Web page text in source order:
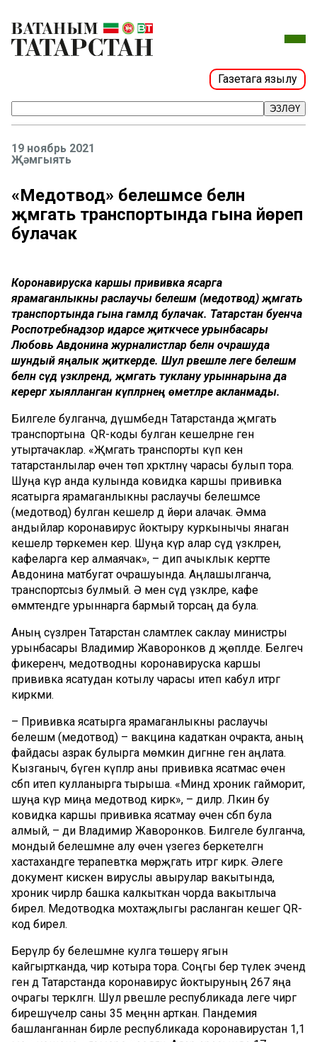
Газетага язылу
ЭЗЛӘҮ
19 ноябрь 2021
Җәмгыять
«Медотвод» белешмәсе белән
җәмәгать транспортында гына йөреп
булачак
Коронавируска каршы прививка ясарга
ярамаганлыкны раслаучы белешмә (медотвод) җәмәгать
транспортында гына гамәлдә булачак. Татарстан буенча
Роспотребнадзор идарәсе җитәкчесе урынбасары
Любовь Авдонина журналистлар белән очрашуда
шундый яңалык җиткерде. Шул рәвешле әлеге белешмә
белән сәүдә үзәкләрендә, җәмәгать туклану урыннарына да
керергә хыялланган күпләрнең өметләре акланмады.
Билгеле булганча, дүшәмбедән Татарстанда җәмәгать
транспортына QR-коды булган кешеләрне генә
утыртачаклар. «Җәмәгать транспорты күп кенә
татарстанлылар өчен төп хәрәкәтләнү чарасы булып тора.
Шуңа күрә анда кулында ковидка каршы прививка
ясатырга ярамаганлыкны раслаучы белешмәсе
(медотвод) булган кешеләр дә йөри алачак. Әмма
андыйлар коронавирус йоктыру куркынычы янаган
кешеләр төркеменә керә. Шуңа күрә алар сәүдә үзәкләренә,
кафеларга керә алмаячак», – дип ачыклык кертте
Авдонина матбугат очрашуында. Аңлашылганча,
транспортсыз булмый. Ә менә сәүдә үзәкләре, кафе
өммәтендәге урыннарга бармый торсаң да була.
Аның сүзләрен Татарстан сәламәтлек саклау министры
урынбасары Владимир Жаворонков дә җөпләде. Белгеч
фикеренчә, медотводны коронавируска каршы
прививка ясатудан котылу чарасы итеп кабул итәргә
кирәкми.
– Прививка ясатырга ярамаганлыкны раслаучы
белешмә (медотвод) – вакцина кадаткан очракта, аның
файдасы азрак булырга мөмкин дигәнне генә аңлата.
Кызганыч, бүген күпләр аны прививка ясатмас өчен
сәбәп итеп кулланырга тырыша. «Миндә хроник гайморит,
шуңа күрә миңа медотвод кирәк», – диләр. Ләкин бу
ковидка каршы прививка ясатмау өчен сәбәп була
алмый, – ди Владимир Жаворонков. Билгеле булганча,
мондый белешмәне алу өчен үзегез беркетелгән
хастаханәдәге терапевтка мөрәҗәгать итәргә кирәк. Әлеге
документ кискен вируслы авырулар вакытында,
хроник чирләр башка калкыткан чорда вакытлыча
бирелә. Медотводка мохтаҗлыгы расланган кешегә QR-
код бирелә.
Берәүләр бу белешмәне кулга төшерү ягын
кайгыртканда, чир котыра тора. Соңгы бер тәүлек эчендә
генә дә Татарстанда коронавирус йоктыруның 267 яңа
очрагы теркәлгән. Шул рәвешле республикада әлеге чиргә
бирешүчеләр саны 35 меңнән арткан. Пандемия
башланганнан бирле республикада коронавирустан 1,1